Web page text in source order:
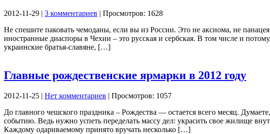
2012-11-29 | 3 комментариев | Просмотров: 1628
Не спешите паковать чемоданы, если вы из России. Это не аксиома, не
иностранные диаспоры в Чехии – это русская и сербская. В том числе и
украинские братья-славяне, […]
Главные рождественские ярмарки в 2012 году
2012-11-25 | Нет комментариев | Просмотров: 1057
До главного чешского праздника – Рождества — остается всего месяц.
событию. Ведь нужно успеть переделать массу дел: украсить свое жилище
Каждому одариваемому принято вручать несколько […]